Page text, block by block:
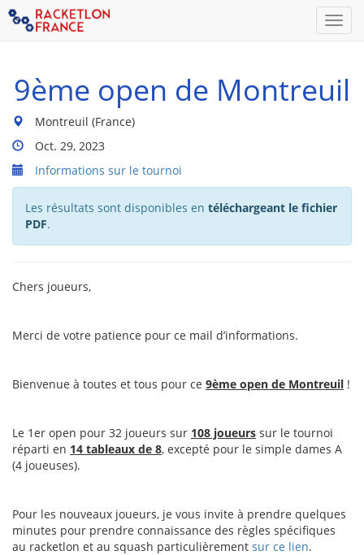
Menu
9ème open de Montreuil
Lieu
du
tournoi
:
Montreuil (France)
Dates
Du
Tournoi
:
Oct. 29, 2023
Informations sur le tournoi
Les résultats sont disponibles en téléchargeant le fichier
PDF.
Chers joueurs,
Merci de votre patience pour ce mail d’informations.
Bienvenue à toutes et tous pour ce 9ème open de Montreuil !
Le 1er open pour 32 joueurs sur 108 joueurs sur le tournoi
réparti en 14 tableaux de 8, excepté pour le simple dames A
(4 joueuses).
Pour les nouveaux joueurs, je vous invite à prendre quelques
minutes pour prendre connaissance des règles spécifiques
au racketlon et au squash particulièrement sur ce lien.